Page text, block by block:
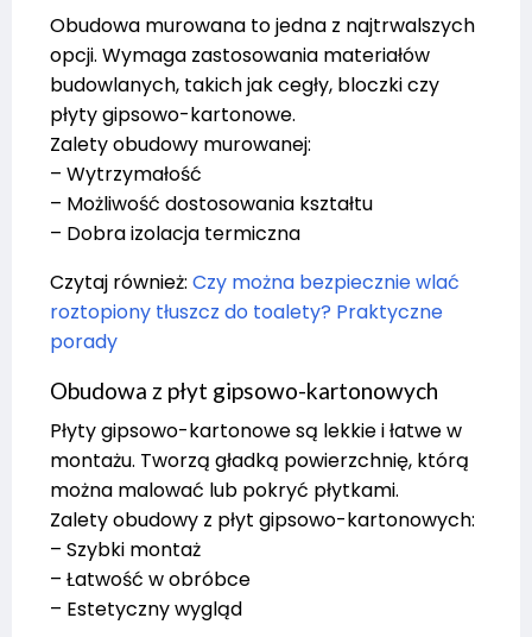
Obudowa murowana to jedna z najtrwalszych
opcji. Wymaga zastosowania materiałów
budowlanych, takich jak cegły, bloczki czy
płyty gipsowo-kartonowe.
Zalety obudowy murowanej:
– Wytrzymałość
– Możliwość dostosowania kształtu
– Dobra izolacja termiczna
Czytaj również: Czy można bezpiecznie wlać
roztopiony tłuszcz do toalety? Praktyczne
porady
Obudowa z płyt gipsowo-kartonowych
Płyty gipsowo-kartonowe są lekkie i łatwe w
montażu. Tworzą gładką powierzchnię, którą
można malować lub pokryć płytkami.
Zalety obudowy z płyt gipsowo-kartonowych:
– Szybki montaż
– Łatwość w obróbce
– Estetyczny wygląd